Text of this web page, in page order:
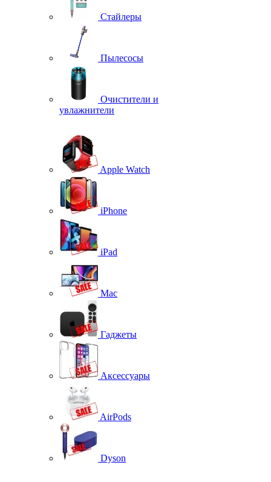
Стайлеры
Пылесосы
Очистители и
увлажнители
Apple Watch
iPhone
iPad
Mac
Гаджеты
Аксессуары
AirPods
Dyson